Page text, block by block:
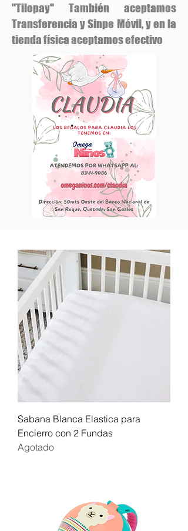
"Tilopay" También aceptamos
Transferencia y Sinpe Móvil, y en la
tienda física aceptamos efectivo
Sabana Blanca Elastica para
Encierro con 2 Fundas
Agotado